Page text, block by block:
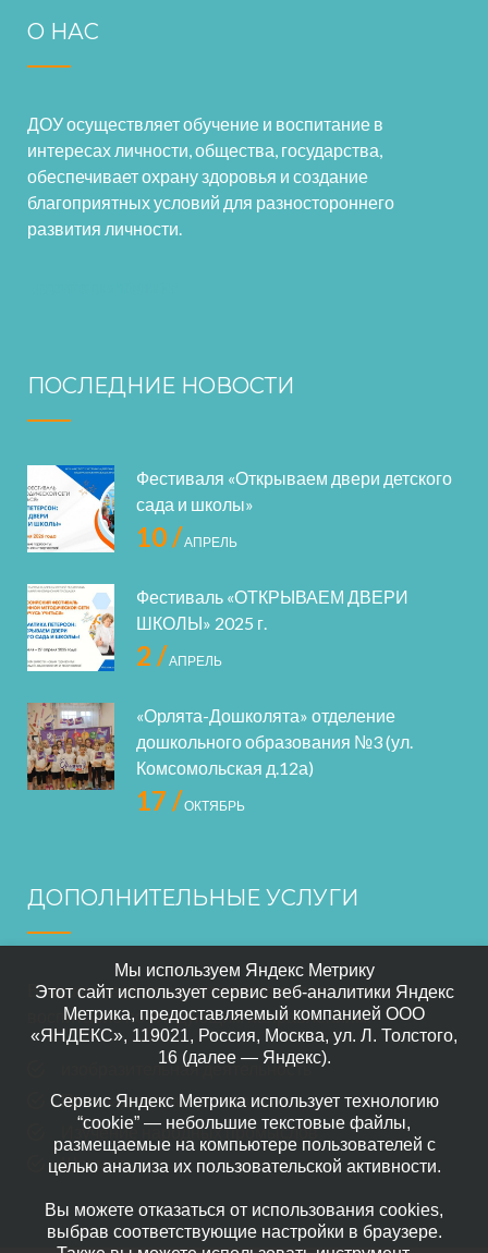
О НАС
ДОУ осуществляет обучение и воспитание в
интересах личности, общества, государства,
обеспечивает охрану здоровья и создание
благоприятных условий для разностороннего
развития личности.
ПОСЛЕДНИЕ НОВОСТИ
Фестиваля «Открываем двери детского
сада и школы»
10 /АПРЕЛЬ
Фестиваль «ОТКРЫВАЕМ ДВЕРИ
ШКОЛЫ» 2025 г.
2 /АПРЕЛЬ
«Орлята-Дошколята» отделение
дошкольного образования №3 (ул.
Комсомольская д.12а)
17 /ОКТЯБРЬ
ДОПОЛНИТЕЛЬНЫЕ УСЛУГИ
В нашем саде осуществляется дополнительное
воспитание по следующим направлениям:
изобразительная деятельность
Прикладного искусство
Изучение народных промыслов
Шахматы
Мы используем Яндекс Метрику
Этот сайт использует сервис веб-аналитики Яндекс
Метрика, предоставляемый компанией ООО
«ЯНДЕКС», 119021, Россия, Москва, ул. Л. Толстого,
16 (далее — Яндекс).
Сервис Яндекс Метрика использует технологию
“cookie” — небольшие текстовые файлы,
размещаемые на компьютере пользователей с
целью анализа их пользовательской активности.
Вы можете отказаться от использования cookies,
выбрав соответствующие настройки в браузере.